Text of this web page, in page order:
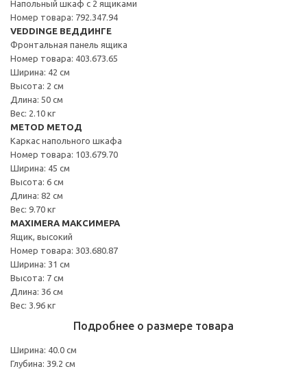
Напольный шкаф с 2 ящиками
Номер товара: 792.347.94
VEDDINGE ВЕДДИНГЕ
Фронтальная панель ящика
Номер товара: 403.673.65
Ширина: 42 см
Высота: 2 см
Длина: 50 см
Вес: 2.10 кг
METOD МЕТОД
Каркас напольного шкафа
Номер товара: 103.679.70
Ширина: 45 см
Высота: 6 см
Длина: 82 см
Вес: 9.70 кг
MAXIMERA МАКСИМЕРА
Ящик, высокий
Номер товара: 303.680.87
Ширина: 31 см
Высота: 7 см
Длина: 36 см
Вес: 3.96 кг
Подробнее о размере товара
Ширина: 40.0 см
Глубина: 39.2 см